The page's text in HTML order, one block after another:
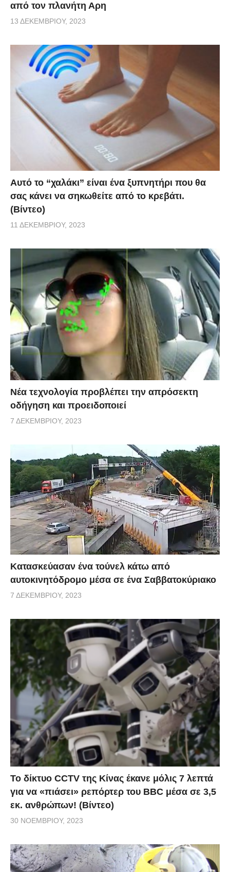
από τον πλανήτη Αρη
13 ΔΕΚΕΜΒΡΊΟΥ, 2023
Αυτό το “χαλάκι” είναι ένα ξυπνητήρι που θα
σας κάνει να σηκωθείτε από το κρεβάτι.
(Βίντεο)
11 ΔΕΚΕΜΒΡΊΟΥ, 2023
Νέα τεχνολογία προβλέπει την απρόσεκτη
οδήγηση και προειδοποιεί
7 ΔΕΚΕΜΒΡΊΟΥ, 2023
Κατασκεύασαν ένα τούνελ κάτω από
αυτοκινητόδρομο μέσα σε ένα Σαββατοκύριακο
7 ΔΕΚΕΜΒΡΊΟΥ, 2023
Το δίκτυο CCTV της Κίνας έκανε μόλις 7 λεπτά
για να «πιάσει» ρεπόρτερ του BBC μέσα σε 3,5
εκ. ανθρώπων! (Βίντεο)
30 ΝΟΕΜΒΡΊΟΥ, 2023